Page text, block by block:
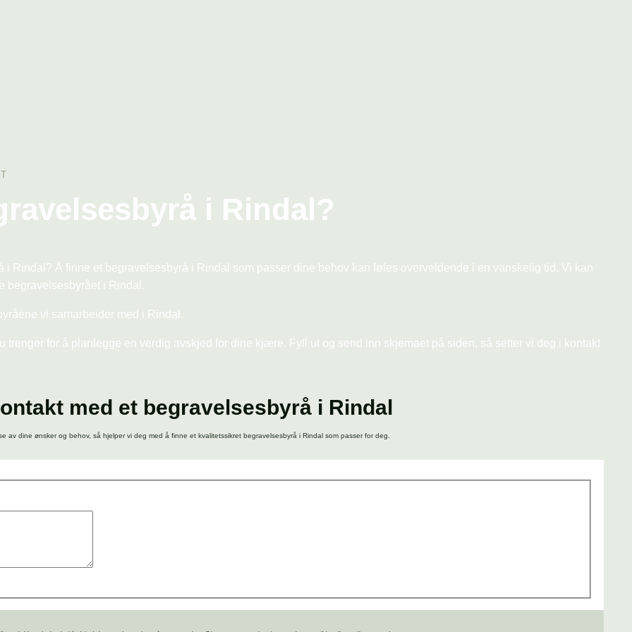
i Rindal?
i Rindal? Å finne et begravelsesbyrå i Rindal som passer dine behov kan føles overveldende i en vanskelig tid. Vi kan
begravelsesbyrået i Rindal.
vi samarbeider med i Rindal.
trenger for å planlegge en verdig avskjed for dine kjære. Fyll ut og send inn skjemaet på siden, så setter vi deg i kontakt
med et begravelsesbyrå i Rindal
av dine ønsker og behov, så hjelper vi deg med å finne et kvalitetssikret begravelsesbyrå i Rindal som passer for deg.